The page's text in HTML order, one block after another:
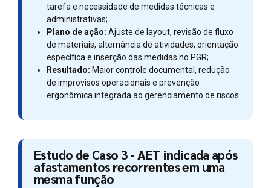
tarefa e necessidade de medidas técnicas e
administrativas;
Plano de ação: Ajuste de layout, revisão de fluxo
de materiais, alternância de atividades, orientação
específica e inserção das medidas no PGR;
Resultado: Maior controle documental, redução
de improvisos operacionais e prevenção
ergonômica integrada ao gerenciamento de riscos.
Estudo de Caso 3 - AET indicada após
afastamentos recorrentes em uma
mesma função